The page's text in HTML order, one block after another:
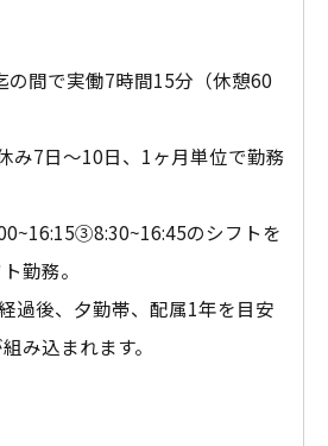
間で実働7時間15分（休憩60
）
～10日、1ヶ月単位で勤務
のシフトを
勤務。
過後、夕勤帯、配属1年を目安
み込まれます。